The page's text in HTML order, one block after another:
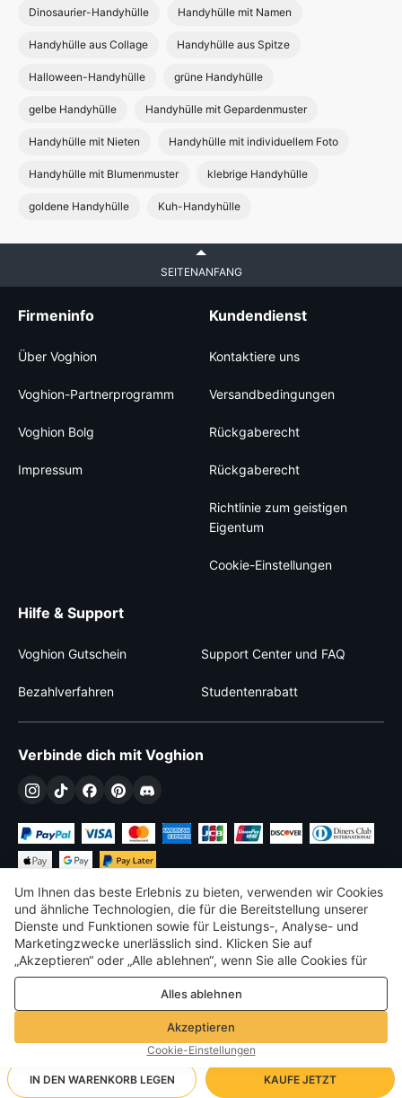
Dinosaurier-Handyhülle Handyhülle mit Namen
Handyhülle aus Collage Handyhülle aus Spitze
Halloween-Handyhülle grüne Handyhülle
gelbe Handyhülle Handyhülle mit Gepardenmuster
Handyhülle mit Nieten Handyhülle mit individuellem Foto
Handyhülle mit Blumenmuster klebrige Handyhülle
goldene Handyhülle Kuh-Handyhülle
IN DEN WARENKORB LEGEN KAUFE JETZT
SEITENANFANG
Firmeninfo
Über Voghion
Voghion-Partnerprogramm
Voghion Bolg
Impressum
Kundendienst
Kontaktiere uns
Versandbedingungen
Rückgaberecht
Rückgaberecht
Richtlinie zum geistigen
Eigentum
Cookie-Einstellungen
Hilfe & Support
Voghion Gutschein Support Center und FAQ
Bezahlverfahren Studentenrabatt
Verbinde dich mit Voghion
€ EUR Germany
©2026 Voghion
Terms & amp; Bedingungen
Datenschutz- und Cookie-Richtlinie
Community-Richtlinien
Um Ihnen das beste Erlebnis zu bieten, verwenden wir Cookies
und ähnliche Technologien, die für die Bereitstellung unserer
Dienste und Funktionen sowie für Leistungs-, Analyse- und
Marketingzwecke unerlässlich sind. Klicken Sie auf
„Akzeptieren“ oder „Alle ablehnen“, wenn Sie alle Cookies für
Leistungs-, Analyse- und Marketingzwecke zulassen oder
ablehnen möchten. Weitere Informationen finden Sie in unserer
Datenschutz- und Cookie-Richtlinie
Alles ablehnen
Akzeptieren
Cookie-Einstellungen